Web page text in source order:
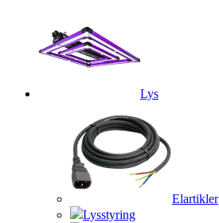
Lys
Elartikler
Lysstyring